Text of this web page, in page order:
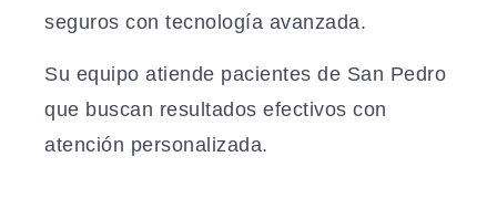
seguros con tecnología avanzada.
Su equipo atiende pacientes de San Pedro
que buscan resultados efectivos con
atención personalizada.